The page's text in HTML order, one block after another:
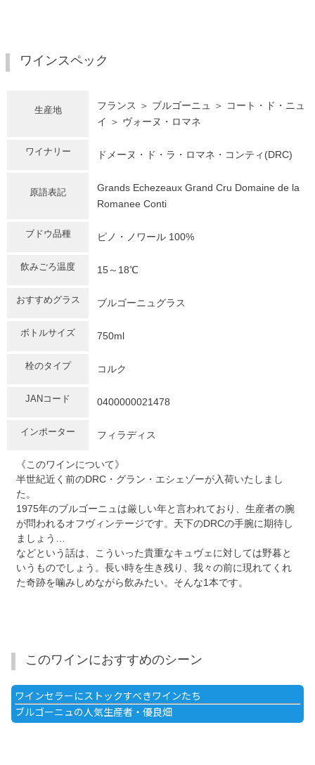
ワインスペック
生産地
フランス ＞ ブルゴーニュ ＞ コート・ド・ニュ
イ ＞ ヴォーヌ・ロマネ
ワイナリー ドメーヌ・ド・ラ・ロマネ・コンティ(DRC)
原語表記
Grands Echezeaux Grand Cru Domaine de la
Romanee Conti
ブドウ品種 ピノ・ノワール 100%
飲みごろ温度 15～18℃
おすすめグラス ブルゴーニュグラス
ボトルサイズ 750ml
栓のタイプ コルク
JANコード 0400000021478
インポーター フィラディス
《このワインについて》
半世紀近く前のDRC・グラン・エシェゾーが入荷いたしまし
た。
1975年のブルゴーニュは厳しい年と言われており、生産者の腕
が問われるオフヴィンテージです。天下のDRCの手腕に期待し
ましょう…
などという話は、こういった貴重なキュヴェに対しては野暮と
いうものでしょう。長い時を生き残り、我々の前に現れてくれ
た奇跡を噛みしめながら飲みたい。そんな1本です。
このワインにおすすめのシーン
ワインセラーにストックすべきワインたち
ブルゴーニュの人気生産者・優良畑